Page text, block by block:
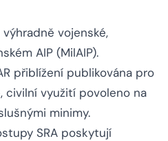
výhradně vojenské,
AIP (MilAIP).
přiblížení publikována pro
civilní využití povoleno na
minimy.
SRA poskytují